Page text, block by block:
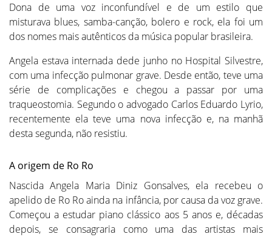
Dona de uma voz inconfundível e de um estilo que
misturava blues, samba-canção, bolero e rock, ela foi um
dos nomes mais autênticos da música popular brasileira.
Angela estava internada dede junho no Hospital Silvestre,
com uma infecção pulmonar grave. Desde então, teve uma
série de complicações e chegou a passar por uma
traqueostomia. Segundo o advogado Carlos Eduardo Lyrio,
recentemente ela teve uma nova infecção e, na manhã
desta segunda, não resistiu.
A origem de Ro Ro
Nascida Angela Maria Diniz Gonsalves, ela recebeu o
apelido de Ro Ro ainda na infância, por causa da voz grave.
Começou a estudar piano clássico aos 5 anos e, décadas
depois, se consagraria como uma das artistas mais